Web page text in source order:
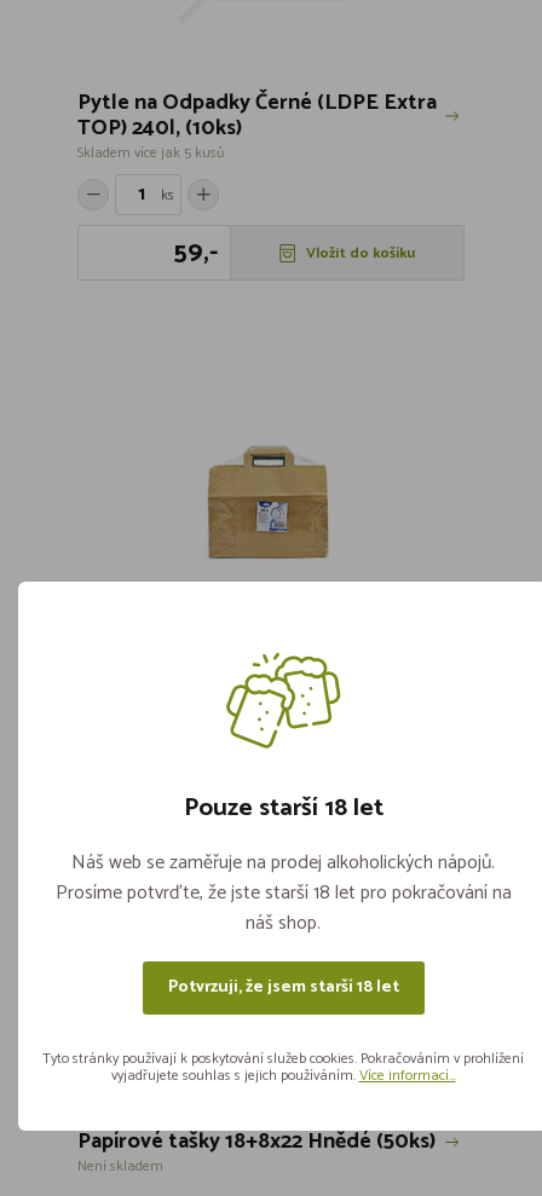
Pytle na Odpadky Černé (LDPE Extra
TOP) 240l, (10ks)
Skladem více jak 5 kusů
ks
59,- Vložit do košíku
Papírové tašky 32x17x25 Hnědé (50ks)
249,90
Papírové tašky 18+8x22 Hnědé (50ks)
Není skladem
Pouze starší 18 let
Náš web se zaměřuje na prodej alkoholických nápojů.
Prosíme potvrďte, že jste starší 18 let pro pokračování na
náš shop.
Potvrzuji, že jsem starší 18 let
Tyto stránky používají k poskytování služeb cookies. Pokračováním v prohlížení
vyjadřujete souhlas s jejich používáním.Více informací...